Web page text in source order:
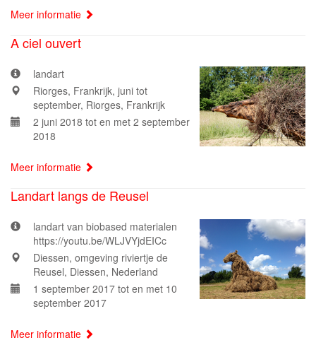
Meer informatie
A ciel ouvert
landart
Riorges, Frankrijk, juni tot
september, Riorges, Frankrijk
2 juni 2018 tot en met 2 september
2018
Meer informatie
Landart langs de Reusel
landart van biobased materialen
https://youtu.be/WLJVYjdEICc
Diessen, omgeving riviertje de
Reusel, Diessen, Nederland
1 september 2017 tot en met 10
september 2017
Meer informatie